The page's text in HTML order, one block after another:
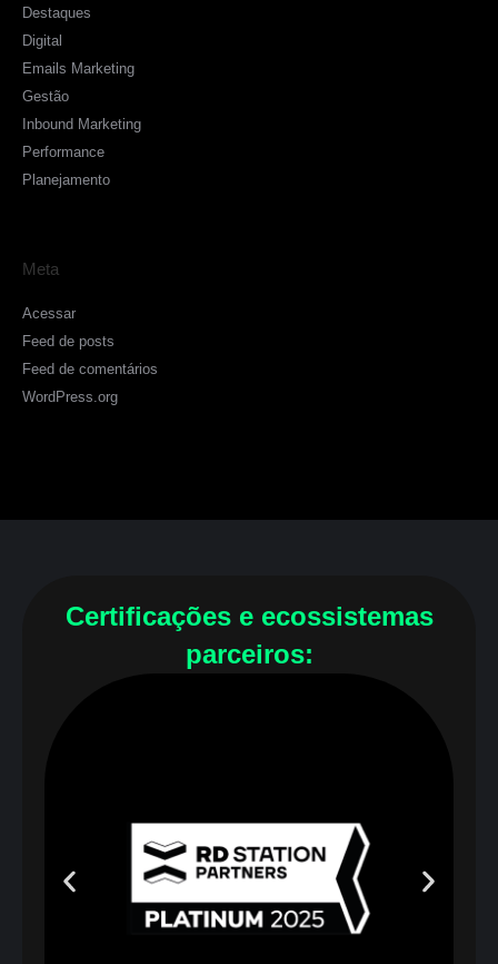
Destaques
Digital
Emails Marketing
Gestão
Inbound Marketing
Performance
Planejamento
Meta
Acessar
Feed de posts
Feed de comentários
WordPress.org
Certificações e ecossistemas
parceiros: